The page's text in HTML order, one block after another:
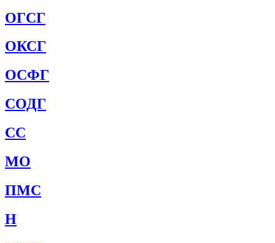
ОГСГ
ОКСГ
ОСФГ
СОДГ
СС
МО
ПМС
Н